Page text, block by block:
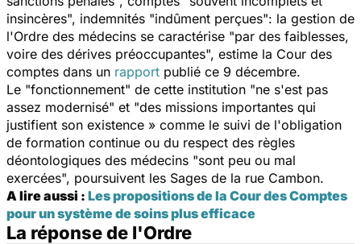
insincères", indemnités "indûment perçues": la gestion de
l'Ordre des médecins se caractérise "par des faiblesses,
voire des dérives préoccupantes", estime la Cour des
comptes dans un rapport publié ce 9 décembre.
Le "fonctionnement" de cette institution "ne s'est pas
assez modernisé" et "des missions importantes qui
justifient son existence » comme le suivi de l'obligation
de formation continue ou du respect des règles
déontologiques des médecins "sont peu ou mal
exercées", poursuivent les Sages de la rue Cambon.
A lire aussi : Les propositions de la Cour des Comptes
pour un système de soins plus efficace
La réponse de l'Ordre